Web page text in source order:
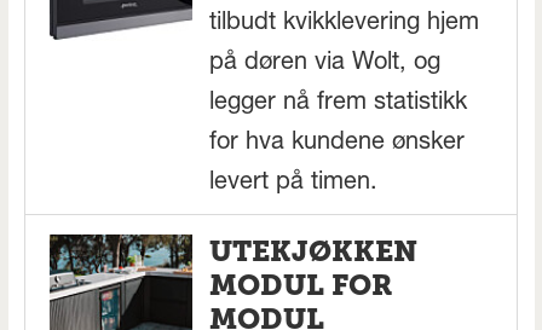
tilbudt kvikklevering hjem
på døren via Wolt, og
legger nå frem statistikk
for hva kundene ønsker
levert på timen.
UTEKJØKKEN
MODUL FOR
MODUL